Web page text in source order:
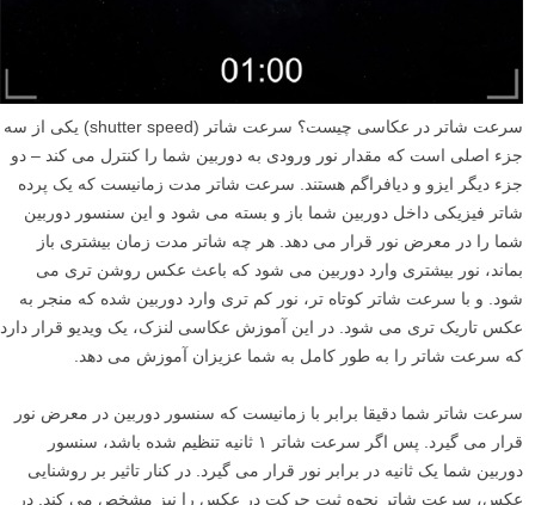
سرعت شاتر در عکاسی چیست؟ سرعت شاتر (shutter speed) یکی از سه
جزء اصلی است که مقدار نور ورودی به دوربین شما را کنترل می کند – دو
جزء دیگر ایزو و دیافراگم هستند. سرعت شاتر مدت زمانیست که یک پرده
شاتر فیزیکی داخل دوربین شما باز و بسته می شود و این سنسور دوربین
شما را در معرض نور قرار می دهد. هر چه شاتر مدت زمان بیشتری باز
بماند، نور بیشتری وارد دوربین می شود که باعث عکس روشن تری می
شود. و با سرعت شاتر کوتاه تر، نور کم تری وارد دوربین شده که منجر به
عکس تاریک تری می شود. در این آموزش عکاسی لنزک، یک ویدیو قرار دارد
که سرعت شاتر را به طور کامل به شما عزیزان آموزش می دهد.
سرعت شاتر شما دقیقا برابر با زمانیست که سنسور دوربین در معرض نور
قرار می گیرد. پس اگر سرعت شاتر ۱ ثانیه تنظیم شده باشد، سنسور
دوربین شما یک ثانیه در برابر نور قرار می گیرد. در کنار تاثیر بر روشنایی
عکس، سرعت شاتر نحوه ثبت حرکت در عکس را نیز مشخص می کند. در